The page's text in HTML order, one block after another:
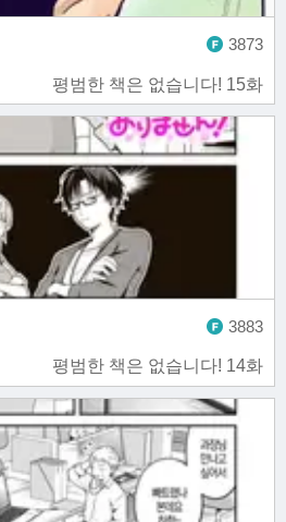
평범한 책은 없습니다! 15화
3873
평범한 책은 없습니다! 14화
3883